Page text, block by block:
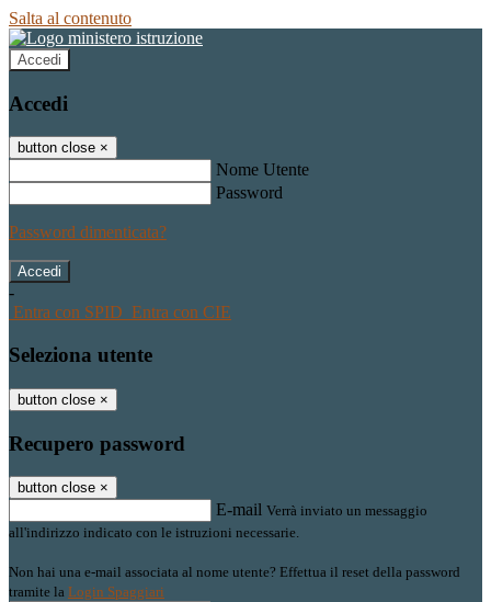
Salta al contenuto
Accedi
Accedi
button close ×
Nome Utente
Password
Password dimenticata?
-
Entra con SPID Entra con CIE
Seleziona utente
button close ×
Recupero password
button close ×
E-mail Verrà inviato un messaggio
all'indirizzo indicato con le istruzioni necessarie.
Non hai una e-mail associata al nome utente? Effettua il reset della password
tramite la Login Spaggiari